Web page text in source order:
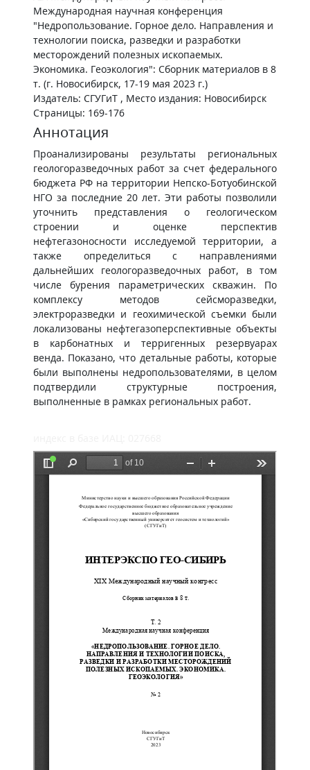
Международная научная конференция
"Недропользование. Горное дело. Направления и
технологии поиска, разведки и разработки
месторождений полезных ископаемых.
Экономика. Геоэкология": Сборник материалов в 8
т. (г. Новосибирск, 17-19 мая 2023 г.)
Издатель: СГУГиТ , Место издания: Новосибирск
Страницы: 169-176
Аннотация
Проанализированы результаты региональных
геологоразведочных работ за счет федерального
бюджета РФ на территории Непско-Ботуобинской
НГО за последние 20 лет. Эти работы позволили
уточнить представления о геологическом
строении и оценке перспектив
нефтегазоносности исследуемой территории, а
также определиться с направлениями
дальнейших геологоразведочных работ, в том
числе бурения параметрических скважин. По
комплексу методов сейсморазведки,
электроразведки и геохимической съемки были
локализованы нефтегазоперспективные объекты
в карбонатных и терригенных резервуарах
венда. Показано, что детальные работы, которые
были выполнены недропользователями, в целом
подтвердили структурные построения,
выполненные в рамках региональных работ.